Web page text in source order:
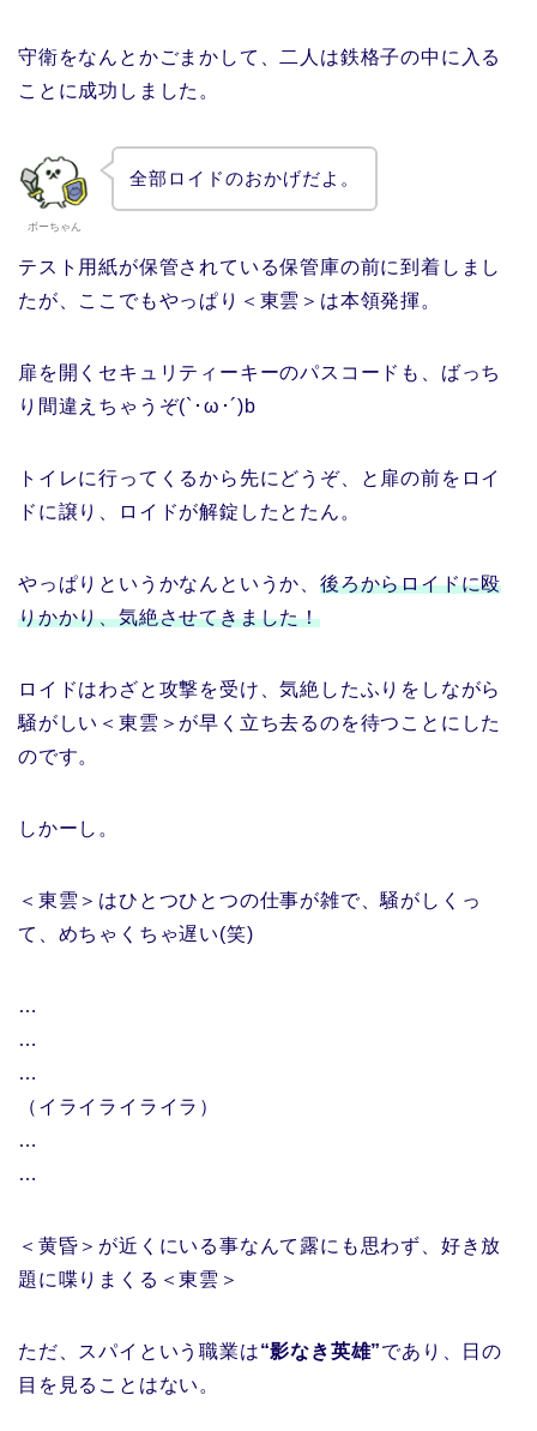
守衛をなんとかごまかして、二人は鉄格子の中に入る
ことに成功しました。
ボーちゃん
全部ロイドのおかげだよ。
テスト用紙が保管されている保管庫の前に到着しまし
たが、ここでもやっぱり＜東雲＞は本領発揮。
扉を開くセキュリティーキーのパスコードも、ばっち
り間違えちゃうぞ(`･ω･´)b
トイレに行ってくるから先にどうぞ、と扉の前をロイ
ドに譲り、ロイドが解錠したとたん。
やっぱりというかなんというか、後ろからロイドに殴
りかかり、気絶させてきました！
ロイドはわざと攻撃を受け、気絶したふりをしながら
騒がしい＜東雲＞が早く立ち去るのを待つことにした
のです。
しかーし。
＜東雲＞はひとつひとつの仕事が雑で、騒がしくっ
て、めちゃくちゃ遅い(笑)
…
…
…
（イライライライラ）
…
…
＜黄昏＞が近くにいる事なんて露にも思わず、好き放
題に喋りまくる＜東雲＞
ただ、スパイという職業は“影なき英雄”であり、日の
目を見ることはない。